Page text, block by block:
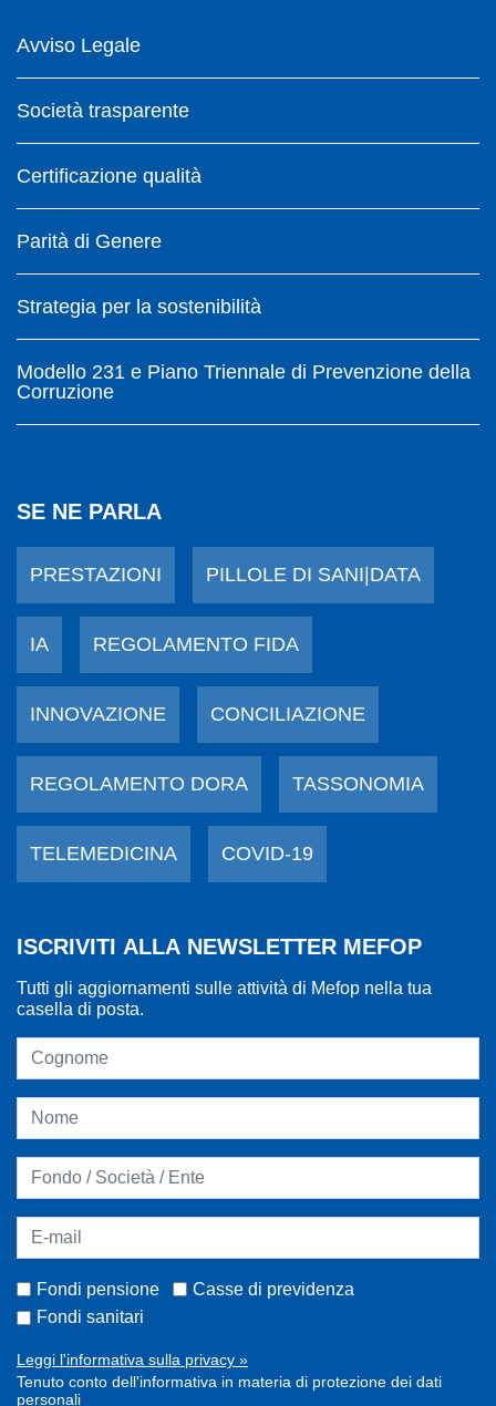
Avviso Legale
Società trasparente
Certificazione qualità
Parità di Genere
Strategia per la sostenibilità
Modello 231 e Piano Triennale di Prevenzione della
Corruzione
SE NE PARLA
PRESTAZIONI PILLOLE DI SANI|DATA
IA REGOLAMENTO FIDA
INNOVAZIONE CONCILIAZIONE
REGOLAMENTO DORA TASSONOMIA
TELEMEDICINA COVID-19
ISCRIVITI ALLA NEWSLETTER MEFOP
Tutti gli aggiornamenti sulle attività di Mefop nella tua
casella di posta.
Fondi pensione
Casse di previdenza
Fondi sanitari
Leggi l'informativa sulla privacy »
Tenuto conto dell'informativa in materia di protezione dei dati
personali